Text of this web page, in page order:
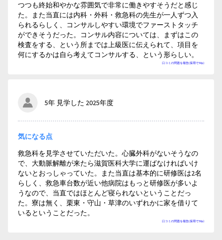
口コミの問題を報告(採用で50p)
つつも終始和やかな雰囲気で非常に働きやすそうだと感じ
た。また当直には内科・外科・救急科の先生が一人ずつ入
られるらしく、コンサルしやすい環境でファーストタッチ
ができそうだった。コンサル内容については、まずはこの
検査をする、という所までは上級医に伝えられて、項目を
何にするかは自ら考えてコンサルする、という形らしい。
5年 見学した 2025年度
口コミの問題を報告(採用で50p)
気になる点
救急科を見学させていただいた。心臓外科がないそうなの
で、大動脈解離が来たら滋賀医科大学に運ばなければいけ
ないとおっしゃっていた。また当直は基本的に研修医は2名
らしく、救急車台数が近い他病院はもっと研修医が多いよ
うなので、当直ではほとんど寝られないということだっ
た。寮は無く、栗東・守山・草津のいずれかに家を借りて
いるということだった。